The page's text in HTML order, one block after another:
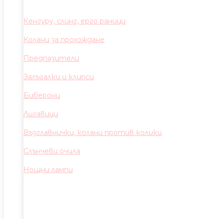
Кенгуру, слинг, ерго раници
Колани за прохождане
Предпазители
Залъгалки и клипси
Биберони
Лигавици
Възглавнички, колани против колики
Слънчеви очила
Нощни лампи